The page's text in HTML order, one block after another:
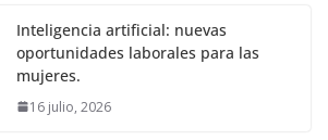
Inteligencia artificial: nuevas
oportunidades laborales para las
mujeres.
16 julio, 2026